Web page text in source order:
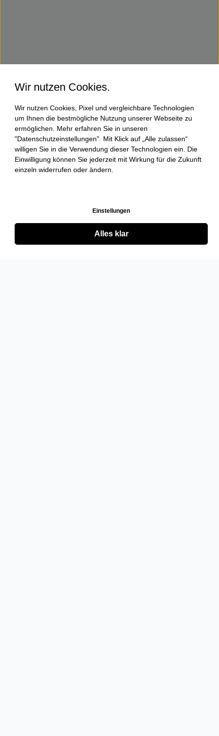
Wir nutzen Cookies.
Wir nutzen Cookies, Pixel und vergleichbare Technologien
um Ihnen die bestmögliche Nutzung unserer Webseite zu
ermöglichen. Mehr erfahren Sie in unseren
"Datenschutzeinstellungen". Mit Klick auf „Alle zulassen“
willigen Sie in die Verwendung dieser Technologien ein. Die
Einwilligung können Sie jederzeit mit Wirkung für die Zukunft
einzeln widerrufen oder ändern.
Einstellungen
Alles klar